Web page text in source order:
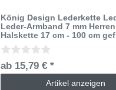
König Design Lederkette
Leder-Armband 7 mm Herren
Halskette 17 cm - 100 cm
ab 15,79 € *
Artikel anzeigen